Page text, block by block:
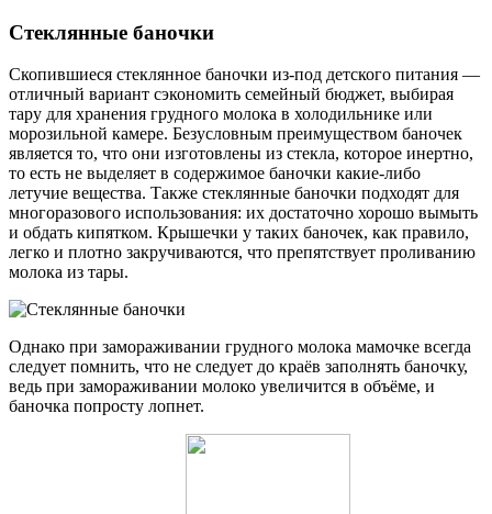
Стеклянные баночки
Скопившиеся стеклянное баночки из-под детского питания —
отличный вариант сэкономить семейный бюджет, выбирая
тару для хранения грудного молока в холодильнике или
морозильной камере. Безусловным преимуществом баночек
является то, что они изготовлены из стекла, которое инертно,
то есть не выделяет в содержимое баночки какие-либо
летучие вещества. Также стеклянные баночки подходят для
многоразового использования: их достаточно хорошо вымыть
и обдать кипятком. Крышечки у таких баночек, как правило,
легко и плотно закручиваются, что препятствует проливанию
молока из тары.
Однако при замораживании грудного молока мамочке всегда
следует помнить, что не следует до краёв заполнять баночку,
ведь при замораживании молоко увеличится в объёме, и
баночка попросту лопнет.